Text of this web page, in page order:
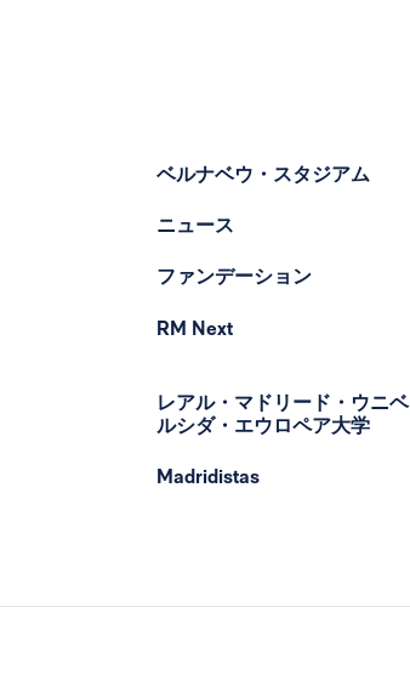
ベルナベウ・スタジアム
ニュース
ファンデーション
RM Next
レアル・マドリード・ウニベ
ルシダ・エウロペア大学
Madridistas